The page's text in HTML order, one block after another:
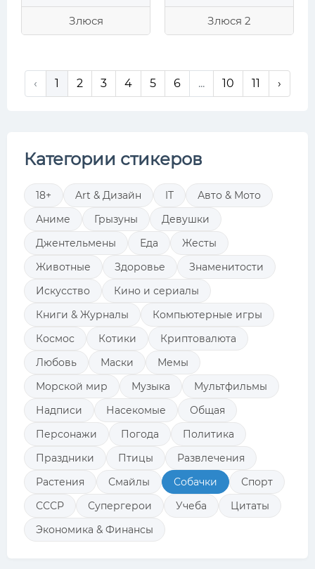
Злюся Злюся 2
‹ 1 2 3 4 5 6 ... 10 11 ›
Категории стикеров
18+ Art & Дизайн IT
Авто & Мото
Аниме
Грызуны
Девушки
Джентельмены
Еда
Жесты
Животные
Здоровье
Знаменитости
Искусство
Кино и сериалы
Книги & Журналы
Компьютерные игры
Космос
Котики
Криптовалюта
Любовь
Маски
Мемы
Морской мир
Музыка
Мультфильмы
Надписи
Насекомые
Общая
Персонажи
Погода
Политика
Праздники
Птицы
Развлечения
Растения
Смайлы Собачки
Спорт
СССР
Супергерои Учеба
Цитаты
Экономика & Финансы